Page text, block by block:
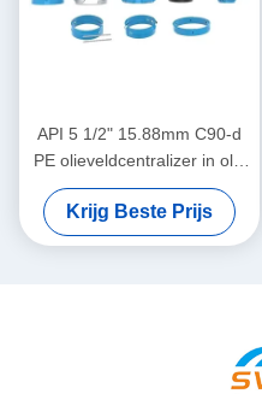
API 5 1/2" 15.88mm C90-d
PE olieveldcentralizer in olie
en gas
Krijg Beste Prijs